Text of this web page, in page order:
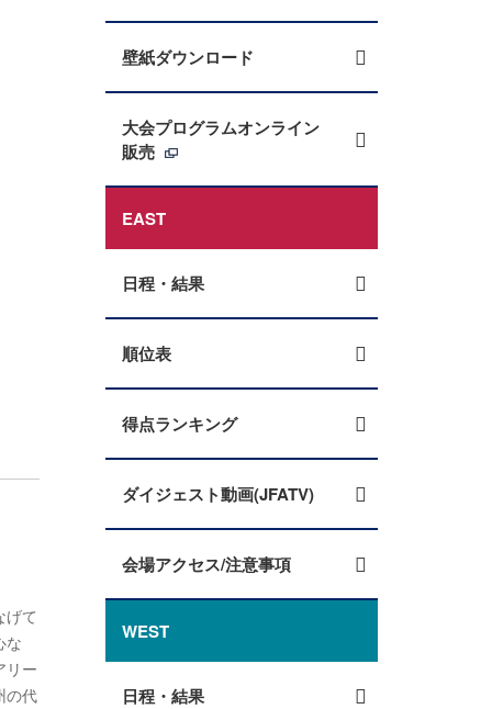
げて
な
リー
の代
壁紙ダウンロード
大会プログラムオンライン
販売
EAST
日程・結果
順位表
得点ランキング
ダイジェスト動画(JFATV)
会場アクセス/注意事項
WEST
日程・結果